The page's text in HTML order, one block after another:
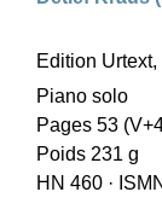
Edition
Piano solo
Pages 53
Poids 231 g
HN 460 ·